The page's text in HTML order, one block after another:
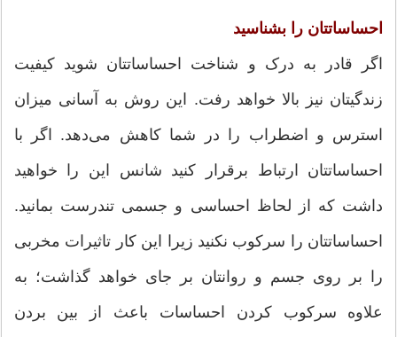
احساساتتان را بشناسید
اگر قادر به درک و شناخت احساساتتان شوید کیفیت
زندگیتان نیز بالا خواهد رفت. این روش به آسانی میزان
استرس و اضطراب را در شما کاهش می‌دهد. اگر با
احساساتتان ارتباط برقرار کنید شانس این را خواهید
داشت که از لحاظ احساسی و جسمی تندرست بمانید.
احساساتتان را سرکوب نکنید زیرا این کار تاثیرات مخربی
را بر روی جسم و روانتان بر جای خواهد گذاشت؛ به
علاوه سرکوب کردن احساسات باعث از بین بردن